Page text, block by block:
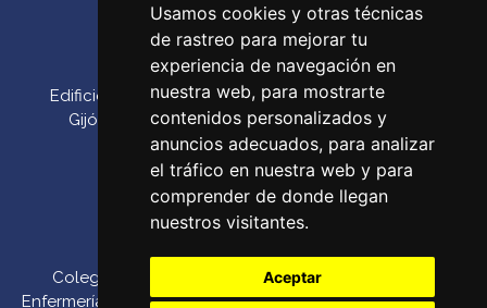
Usamos cookies y otras técnicas
de rastreo para mejorar tu
experiencia de navegación en
nuestra web, para mostrarte
contenidos personalizados y
anuncios adecuados, para analizar
el tráfico en nuestra web y para
comprender de donde llegan
nuestros visitantes.
Aceptar
Email: codepa@codepa.es
Delegación Gijón
Edificio Impulsa, Oficina 6. Parque Tecnológico de
Gijón. Calle Los Prados, 166 C.P. 33203 (Gijón) ‌
Teléfono:985 23 25 52‌
codepa@codepa.es
Colegio Oficial de
Enfermería del Principado
Canal de denuncias
Política de Pago por